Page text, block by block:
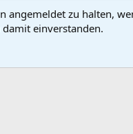
Nutzungsbedingungen
angemeldet zu halten,
einverstanden.